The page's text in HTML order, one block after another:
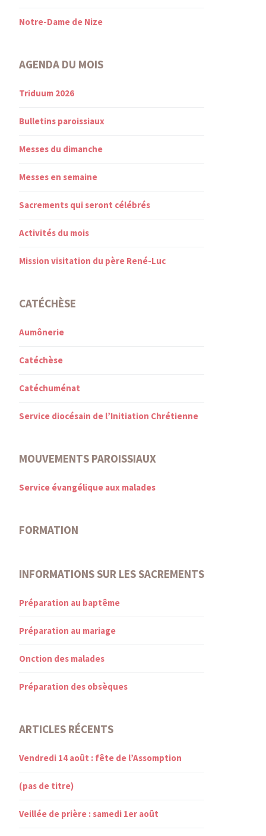
Notre-Dame de Nize
AGENDA DU MOIS
Triduum 2026
Bulletins paroissiaux
Messes du dimanche
Messes en semaine
Sacrements qui seront célébrés
Activités du mois
Mission visitation du père René-Luc
CATÉCHÈSE
Aumônerie
Catéchèse
Catéchuménat
Service diocésain de l’Initiation Chrétienne
MOUVEMENTS PAROISSIAUX
Service évangélique aux malades
FORMATION
INFORMATIONS SUR LES SACREMENTS
Préparation au baptême
Préparation au mariage
Onction des malades
Préparation des obsèques
ARTICLES RÉCENTS
Vendredi 14 août : fête de l’Assomption
(pas de titre)
Veillée de prière : samedi 1er août